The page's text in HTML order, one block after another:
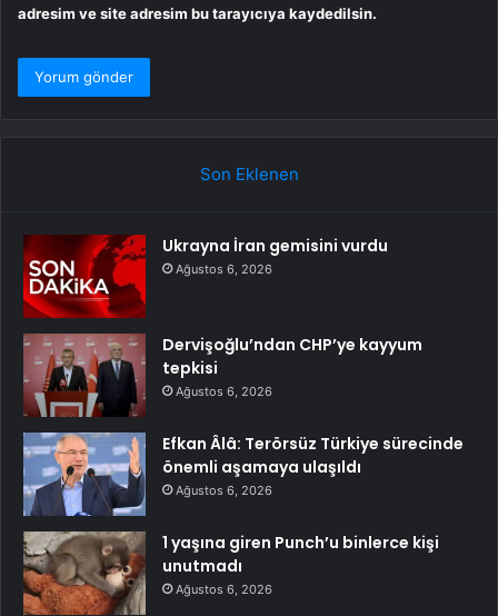
adresim ve site adresim bu tarayıcıya kaydedilsin.
Son Eklenen
Ukrayna İran gemisini vurdu
Ağustos 6, 2026
Dervişoğlu’ndan CHP’ye kayyum
tepkisi
Ağustos 6, 2026
Efkan Âlâ: Terörsüz Türkiye sürecinde
önemli aşamaya ulaşıldı
Ağustos 6, 2026
1 yaşına giren Punch’u binlerce kişi
unutmadı
Ağustos 6, 2026